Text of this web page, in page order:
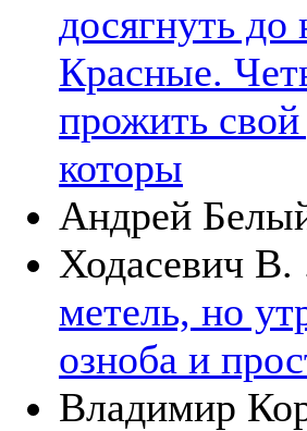
досягнуть
Красные.
прожить
которы
Андрей
Ходасевич В.
метель, но
озноба и
Владимир